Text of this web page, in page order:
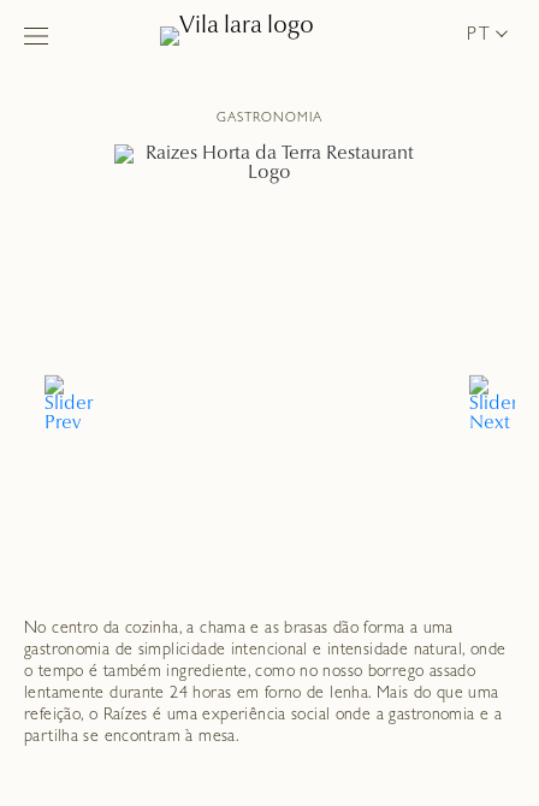
PT
GASTRONOMIA
No centro da cozinha, a chama e as brasas dão forma a uma
gastronomia de simplicidade intencional e intensidade natural, onde
o tempo é também ingrediente, como no nosso borrego assado
lentamente durante 24 horas em forno de lenha. Mais do que uma
refeição, o Raízes é uma experiência social onde a gastronomia e a
partilha se encontram à mesa.